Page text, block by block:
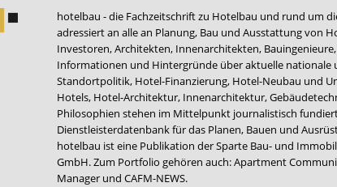
hotelbau - die Fachzeitschrift zu Hotelbau und rund um
adressiert an alle an Planung, Bau und Ausstattung von
Investoren, Architekten, Innenarchitekten,
Informationen und Hintergründe über aktuelle
Standortpolitik, Hotel-Finanzierung, Hotel-Neubau und
Hotels, Hotel-Architektur, Innenarchitektur,
Philosophien stehen im Mittelpunkt journalistisch
Dienstleisterdatenbank für das Planen, Bauen und
hotelbau ist eine Publikation der Sparte Bau- und
GmbH. Zum Portfolio gehören auch:Apartment
Manager und CAFM-NEWS.